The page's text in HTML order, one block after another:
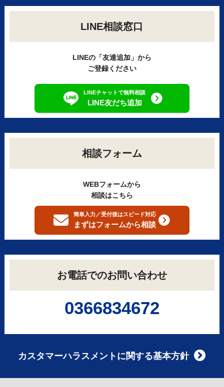
LINE相談窓口
LINEの「友達追加」から
ご登録ください
LINEチャットで無料相談
LINE友だち追加
相談フォーム
WEBフォームから
相談はこちら
簡単入力／受付後はスピード対応
まずはフォームから相談
お電話でのお問い合わせ
0366834672
カスタマーハラスメントに関する基本方針